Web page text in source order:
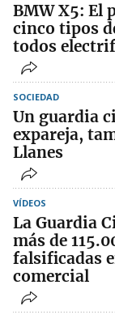
BMW X5: El
cinco tipos
todos
SOCIEDAD
Un guardia
expareja,
Llanes
VÍDEOS
La Guardia
más de
falsificadas
comercial